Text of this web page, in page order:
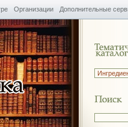
Организации Дополнительные